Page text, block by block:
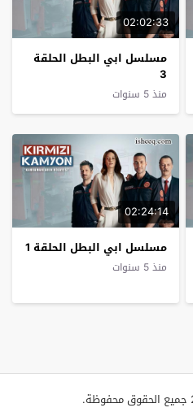
02:02:33
مسلسل ابي البطل الحلقة
3
منذ 5 سنوات
02:24:14
مسلسل ابي البطل الحلقة 1
منذ 5 سنوات